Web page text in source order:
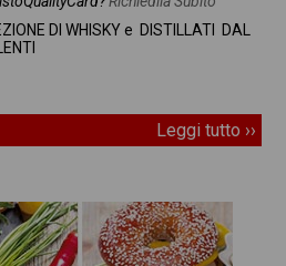
DI WHISKY e DISTILLATI DAL
Leggi tutto ››